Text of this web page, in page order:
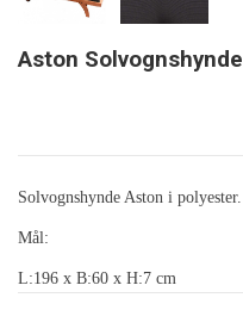
Aston Solvognshynde
Solvognshynde Aston i polyester.
Mål:
L:196 x B:60 x H:7 cm